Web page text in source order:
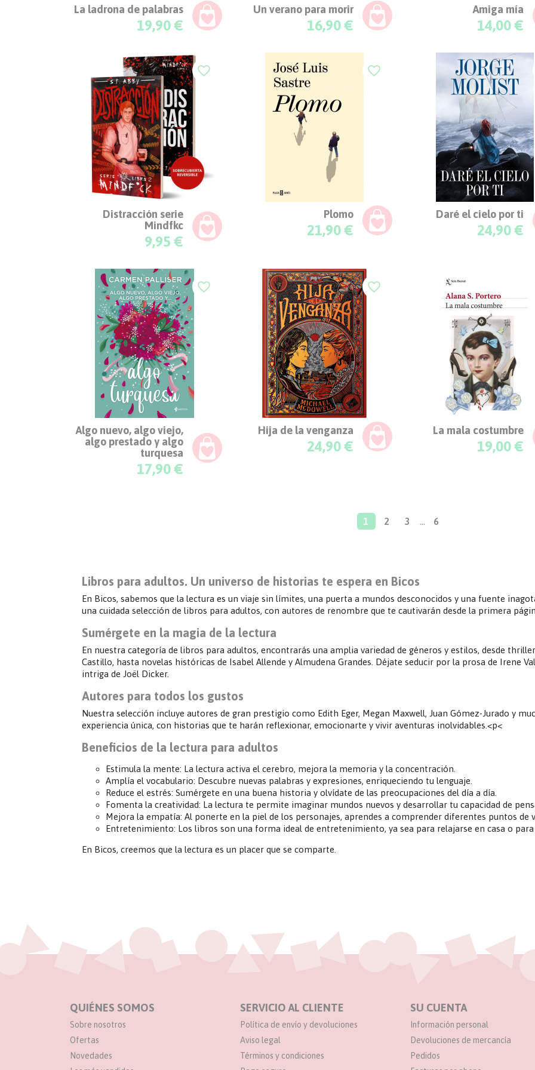
La ladrona de palabras
Precio
19,90 €
Un verano para morir
Precio
16,90 €
Amiga mía
Precio
14,00 €
Distracción serie
Mindfkc
Precio
9,95 €
favorite_border
Plomo
Precio
21,90 €
favorite_border
Daré el cielo por ti
Precio
24,90 €
Algo nuevo, algo viejo,
algo prestado y algo
turquesa
Precio
17,90 €
favorite_border
Hija de la venganza
Precio
24,90 €
favorite_border
La mala costumbre
Precio
19,00 €
1 2 3 … 6
Libros para adultos. Un universo de historias te espera en Bicos
En Bicos, sabemos que la lectura es un viaje sin límites, una puerta a mundos desconocidos y una fuente
una cuidada selección de libros para adultos, con autores de renombre que te cautivarán desde la primera
Sumérgete en la magia de la lectura
En nuestra categoría de libros para adultos, encontrarás una amplia variedad de géneros y estilos, desde
Castillo, hasta novelas históricas de Isabel Allende y Almudena Grandes. Déjate seducir por la prosa de Irene
intriga de Joël Dicker.
Autores para todos los gustos
Nuestra selección incluye autores de gran prestigio como Edith Eger, Megan Maxwell, Juan Gómez-Jurado y
experiencia única, con historias que te harán reflexionar, emocionarte y vivir aventuras inolvidables.<p<
Beneficios de la lectura para adultos
Estimula la mente: La lectura activa el cerebro, mejora la memoria y la concentración.
Amplía el vocabulario: Descubre nuevas palabras y expresiones, enriqueciendo tu lenguaje.
Reduce el estrés: Sumérgete en una buena historia y olvídate de las preocupaciones del día a día.
Fomenta la creatividad: La lectura te permite imaginar mundos nuevos y desarrollar tu capacidad de
Mejora la empatía: Al ponerte en la piel de los personajes, aprendes a comprender diferentes puntos de
Entretenimiento: Los libros son una forma ideal de entretenimiento, ya sea para relajarse en casa o
En Bicos, creemos que la lectura es un placer que se comparte.
QUIÉNES SOMOS
Sobre nosotros
Ofertas
Novedades
SERVICIO AL CLIENTE
Política de envío y devoluciones
Aviso legal
Términos y condiciones
SU CUENTA
Información personal
Devoluciones de mercancía
Pedidos